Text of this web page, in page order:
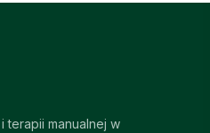
terapii manualnej w